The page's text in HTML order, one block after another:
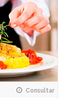
Consultar